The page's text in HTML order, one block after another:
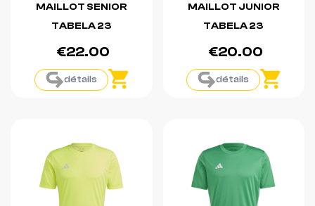
MAILLOT SENIOR
TABELA 23
€22.00
détails
MAILLOT JUNIOR
TABELA 23
€20.00
détails